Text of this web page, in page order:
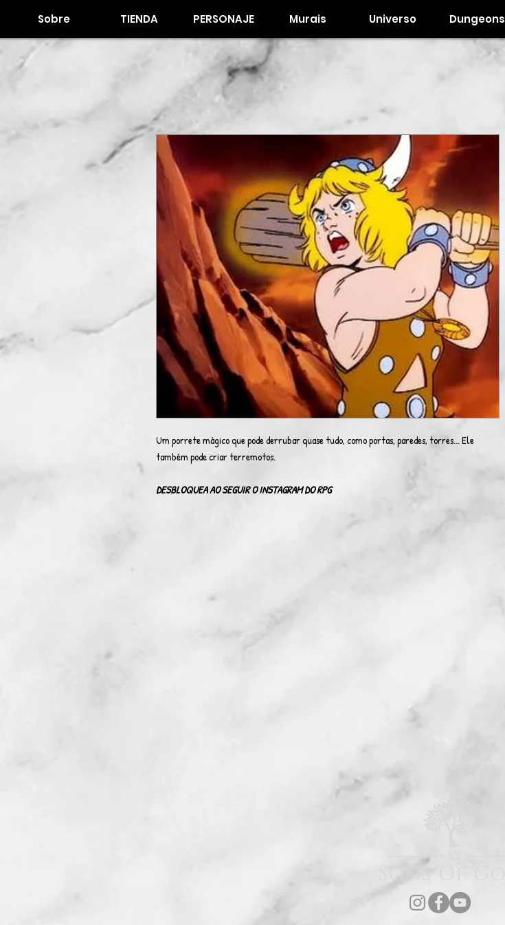
Sobre TIENDA PERSONAJE Murais Universo Dungeons
Um porrete mágico que pode derrubar quase tudo, como portas, paredes, torres... Ele
também pode criar terremotos.
DESBLOQUEA AO SEGUIR O INSTAGRAM DO RPG